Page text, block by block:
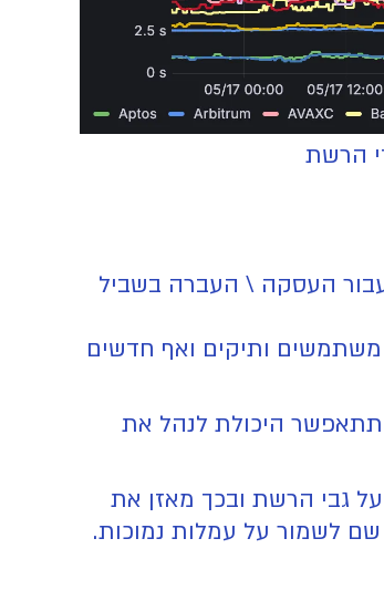
הרשת
העסקה \ העברה בשביל
ותיקים ואף חדשים
תתאפשר היכולת לנהל את
גבי הרשת ובכך מאזן את
לשמור על עמלות נמוכות.